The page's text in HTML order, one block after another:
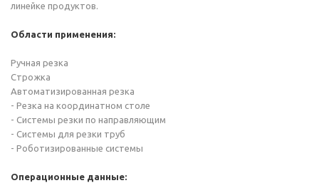
линейке продуктов.
Области применения:
Ручная резка
Строжка
Автоматизированная резка
- Резка на координатном столе
- Системы резки по направляющим
- Системы для резки труб
- Роботизированные системы
Операционные данные: